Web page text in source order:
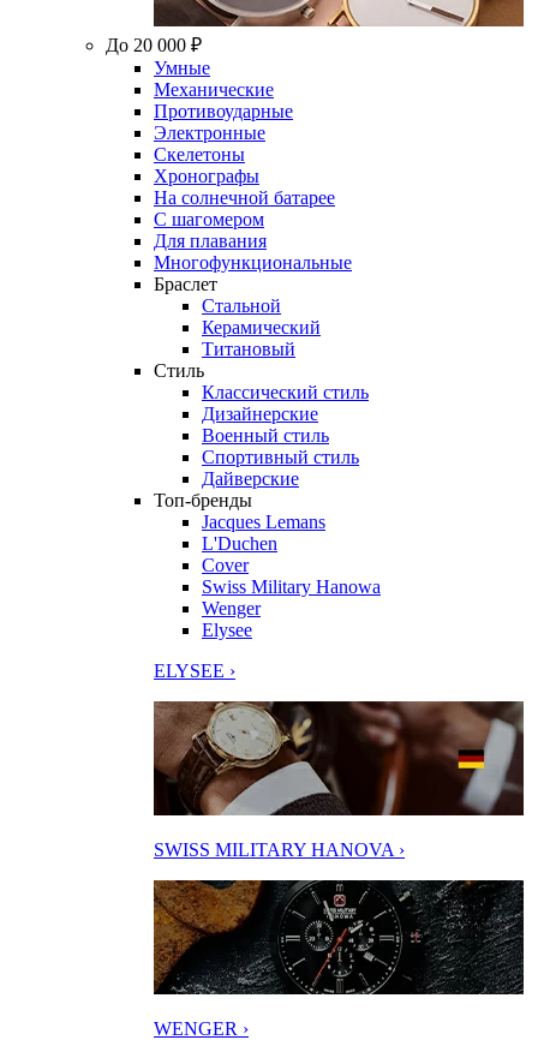
До 20 000 ₽
Умные
Механические
Противоударные
Электронные
Скелетоны
Хронографы
На солнечной батарее
С шагомером
Для плавания
Многофункциональные
Браслет
Стальной
Керамический
Титановый
Стиль
Классический стиль
Дизайнерские
Военный стиль
Спортивный стиль
Дайверские
Топ-бренды
Jacques Lemans
L'Duchen
Cover
Swiss Military Hanowa
Wenger
Elysee
ELYSEE ›
SWISS MILITARY HANOVA ›
WENGER ›